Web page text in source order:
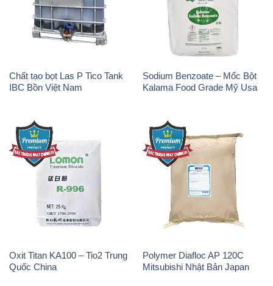
Chất tạo bọt Las P Tico Tank
IBC Bồn Việt Nam
Sodium Benzoate – Mốc Bột
Kalama Food Grade Mỹ Usa
Oxit Titan KA100 – Tio2 Trung
Quốc China
Polymer Diafloc AP 120C
Mitsubishi Nhật Bản Japan